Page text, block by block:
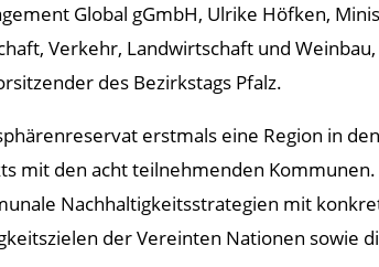
Global gGmbH, Ulrike Höfken,
Verkehr, Landwirtschaft und
des Bezirkstags Pfalz.
erstmals eine Region in
mit den acht teilnehmenden Kommunen.
Nachhaltigkeitsstrategien mit
der Vereinten Nationen sowie